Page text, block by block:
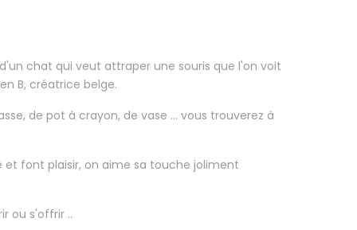
chat qui veut attraper une souris que l'on voit
B, créatrice belge.
de pot à crayon, de vase ... vous trouverez à
et font plaisir, on aime sa touche joliment
ou s'offrir ..